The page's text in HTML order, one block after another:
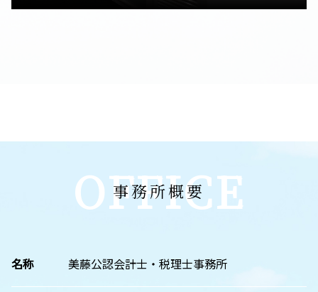
OFFICE
事務所概要
名称 美藤公認会計士・税理士事務所